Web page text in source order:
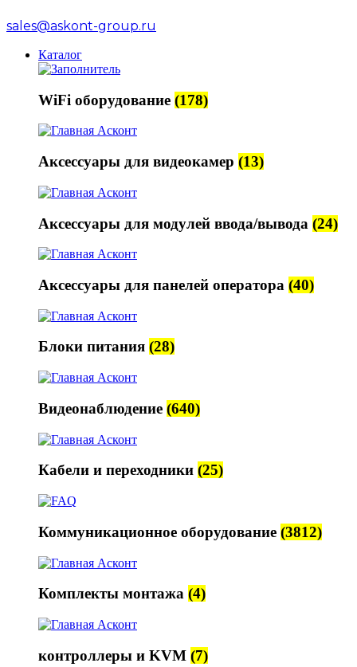
sales@askont-group.ru
Каталог
WiFi оборудование (178)
Аксессуары для видеокамер (13)
Аксессуары для модулей ввода/вывода (24)
Аксессуары для панелей оператора (40)
Блоки питания (28)
Видеонаблюдение (640)
Кабели и переходники (25)
Коммуникационное оборудование (3812)
Комплекты монтажа (4)
контроллеры и KVM (7)